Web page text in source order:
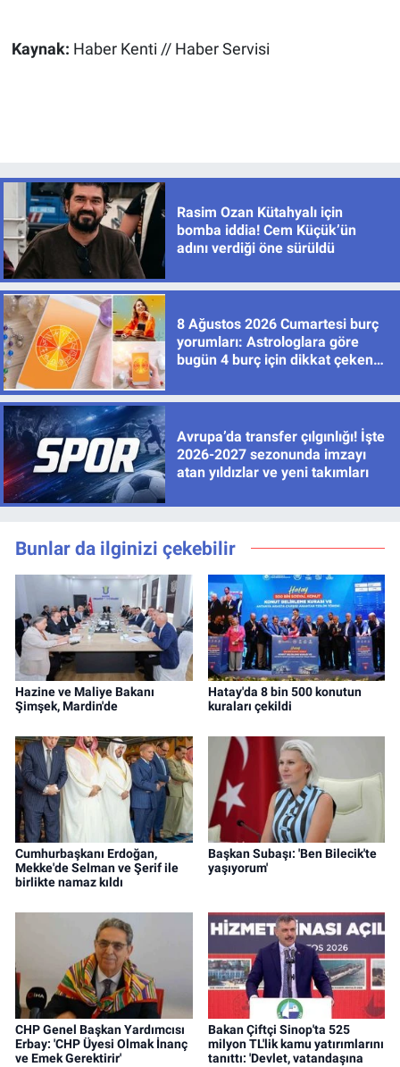
Kaynak: Haber Kenti // Haber Servisi
Rasim Ozan Kütahyalı için
bomba iddia! Cem Küçük’ün
adını verdiği öne sürüldü
8 Ağustos 2026 Cumartesi burç
yorumları: Astrologlara göre
bugün 4 burç için dikkat çeken
Avrupa’da transfer çılgınlığı! İşte
2026-2027 sezonunda imzayı
atan yıldızlar ve yeni takımları
Bunlar da ilginizi çekebilir
Hazine ve Maliye Bakanı
Şimşek, Mardin'de
Hatay'da 8 bin 500 konutun
kuraları çekildi
Cumhurbaşkanı Erdoğan,
Mekke'de Selman ve Şerif ile
birlikte namaz kıldı
Başkan Subaşı: 'Ben Bilecik'te
yaşıyorum'
CHP Genel Başkan Yardımcısı
Erbay: 'CHP Üyesi Olmak İnanç
ve Emek Gerektirir'
Bakan Çiftçi Sinop'ta 525
milyon TL'lik kamu yatırımlarını
tanıttı: 'Devlet, vatandaşına